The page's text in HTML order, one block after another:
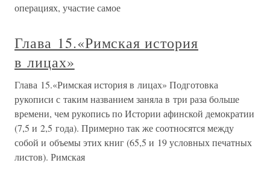
операциях, участие самое
Глава 15.«Римская история
в лицах»
Глава 15.«Римская история в лицах» Подготовка
рукописи с таким названием заняла в три раза больше
времени, чем рукопись по Истории афинской демократии
(7,5 и 2,5 года). Примерно так же соотносятся между
собой и объемы этих книг (65,5 и 19 условных печатных
листов). Римская